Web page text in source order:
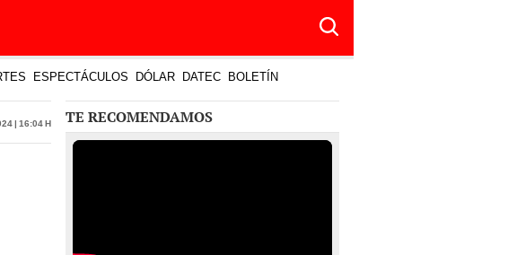
TE RECOMENDAMOS